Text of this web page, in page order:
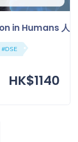
in Humans 人類
#DSE
HK$1140